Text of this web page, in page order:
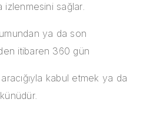
izlenmesini sağlar.
ya da son
itibaren 360 gün
aracığıyla kabul etmek ya da